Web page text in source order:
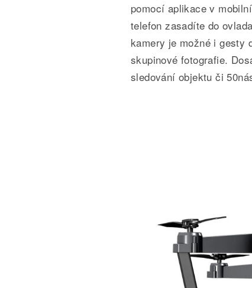
pomocí aplikace v
telefon zasadíte do
kamery je možné i gesty
skupinové fotografie.
sledování objektu či